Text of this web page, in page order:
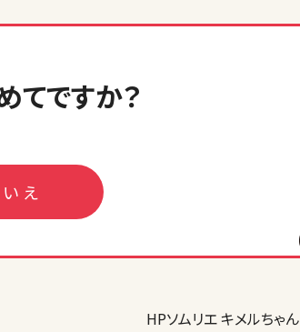
HPソムリエ キメルちゃん
てですか？
え